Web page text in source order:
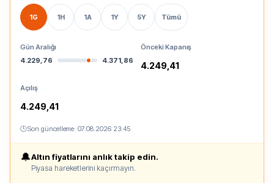
1G 1H 1A 1Y 5Y Tümü
Gün Aralığı
4.229,76
4.371,86
Önceki Kapanış
4.249,41
Açılış
4.249,41
🕒Son güncelleme:07.08.2026 23:45
🔔Altın fiyatlarını anlık takip edin.
Piyasa hareketlerini kaçırmayın.